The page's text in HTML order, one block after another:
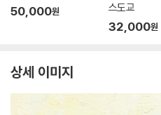
50,000원
스도교
32,000원
상세 이미지